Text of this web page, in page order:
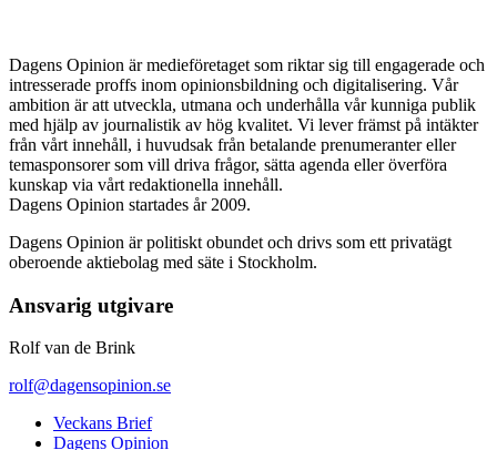
Dagens Opinion är medieföretaget som riktar sig till engagerade och
intresserade proffs inom opinionsbildning och digitalisering. Vår
ambition är att utveckla, utmana och underhålla vår kunniga publik
med hjälp av journalistik av hög kvalitet. Vi lever främst på intäkter
från vårt innehåll, i huvudsak från betalande prenumeranter eller
temasponsorer som vill driva frågor, sätta agenda eller överföra
kunskap via vårt redaktionella innehåll.
Dagens Opinion startades år 2009.
Dagens Opinion är politiskt obundet och drivs som ett privatägt
oberoende aktiebolag med säte i Stockholm.
Ansvarig utgivare
Rolf van de Brink
rolf@dagensopinion.se
Veckans Brief
Dagens Opinion